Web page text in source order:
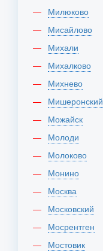
Милюково
Мисайлово
Михали
Михалково
Михнево
Мишеронский
Можайск
Молоди
Молоково
Монино
Москва
Московский
Мосрентген
Мостовик